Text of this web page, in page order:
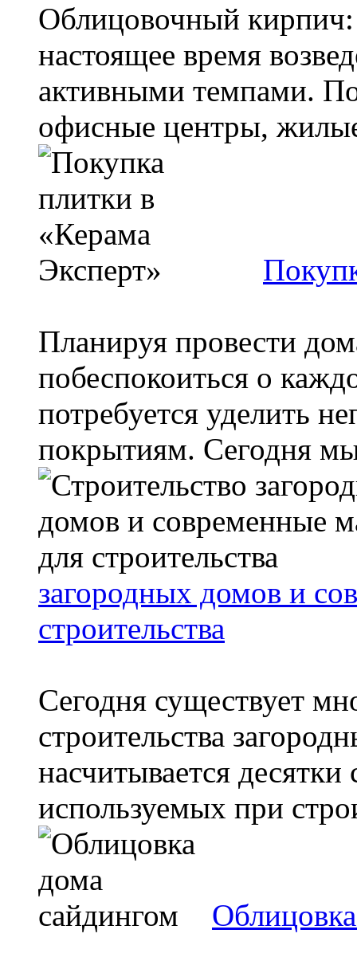
Облицовочный
настоящее время
активными темпами.
офисные центры,
Планируя провести
побеспокоиться о
потребуется уделить
покрытиям. Сегодня
загородных домов и
строительства
Сегодня существует
строительства
насчитывается
используемых при